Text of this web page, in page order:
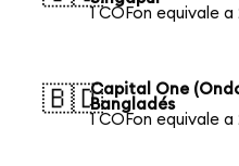
1 COFon equivale a
🇧🇩Capital One
Bangladés
1 COFon equivale a